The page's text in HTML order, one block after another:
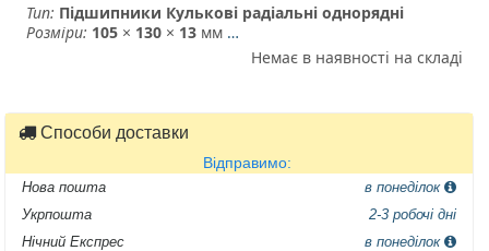
Тип: Підшипники Кулькові радіальні однорядні
Розміри: 105 × 130 × 13 мм …
Немає в наявності на складі
Способи доставки
Відправимо:
Нова пошта
в понеділок
Укрпошта
2-3 робочі дні
Нічний Експрес
в понеділок